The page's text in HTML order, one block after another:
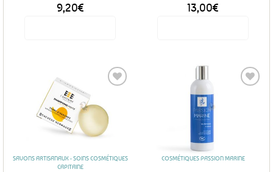
9,20€ 13,00€
Ajouter
aux
favoris
SAVONS ARTISANAUX - SOINS COSMÉTIQUES
CAPITAINE
COSMÉTIQUES PASSION MARINE